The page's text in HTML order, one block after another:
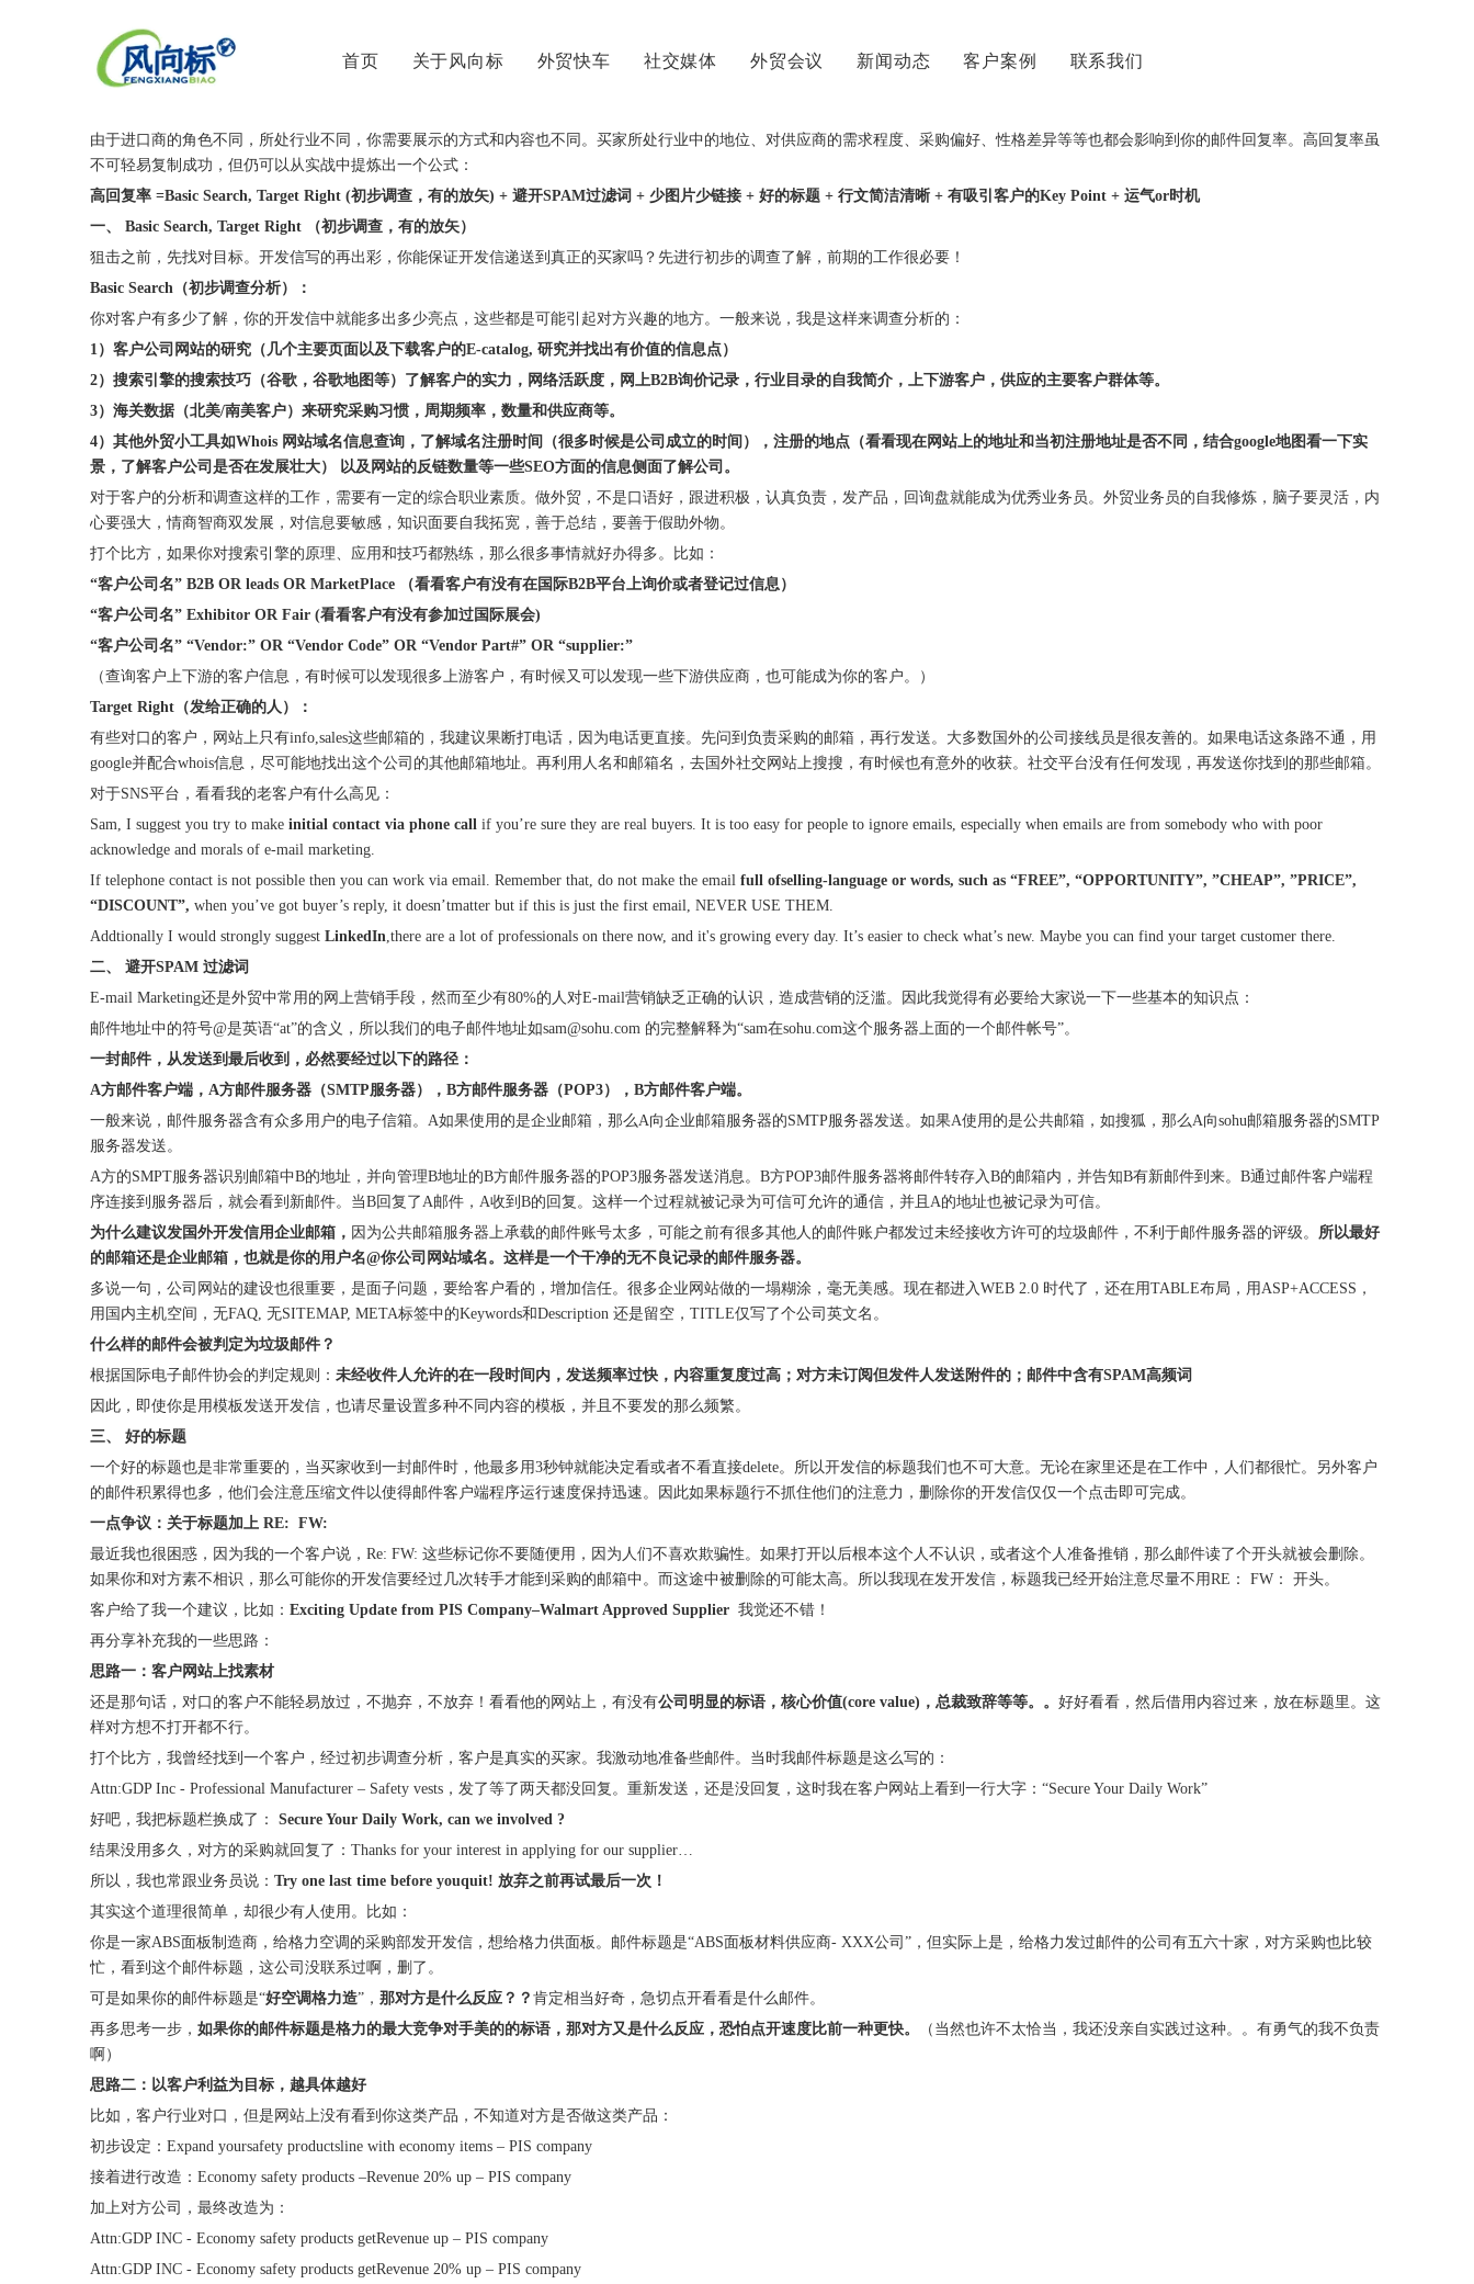
首页 关于风向标 外贸快车 社交媒体 外贸会议
videoforce
新闻动态 客户案例 联系我们
浏览数量：5 作者： 本站编辑 发布时间： 2024-01-19 来源：
本站
由于进口商的角色不同，所处行业不同，你需要展示的方式和内容也不同。买家所处行业中的地位、对供应商的需求程度、采购偏好、性格差异等等也都会影响到你的邮件回复率。高回复率虽
不可轻易复制成功，但仍可以从实战中提炼出一个公式：
高回复率 =Basic Search, Target Right (初步调查，有的放矢) + 避开SPAM过滤词 + 少图片少链接 + 好的标题 + 行文简洁清晰 + 有吸引客户的Key Point + 运气or时机
一、 Basic Search, Target Right （初步调查，有的放矢）
狙击之前，先找对目标。开发信写的再出彩，你能保证开发信递送到真正的买家吗？先进行初步的调查了解，前期的工作很必要！
Basic Search（初步调查分析）：
你对客户有多少了解，你的开发信中就能多出多少亮点，这些都是可能引起对方兴趣的地方。一般来说，我是这样来调查分析的：
1）客户公司网站的研究（几个主要页面以及下载客户的E-catalog, 研究并找出有价值的信息点）
2）搜索引擎的搜索技巧（谷歌，谷歌地图等）了解客户的实力，网络活跃度，网上B2B询价记录，行业目录的自我简介，上下游客户，供应的主要客户群体等。
3）海关数据（北美/南美客户）来研究采购习惯，周期频率，数量和供应商等。
4）其他外贸小工具如Whois 网站域名信息查询，了解域名注册时间（很多时候是公司成立的时间），注册的地点（看看现在网站上的地址和当初注册地址是否不同，结合google地图看一下实
景，了解客户公司是否在发展壮大） 以及网站的反链数量等一些SEO方面的信息侧面了解公司。
对于客户的分析和调查这样的工作，需要有一定的综合职业素质。做外贸，不是口语好，跟进积极，认真负责，发产品，回询盘就能成为优秀业务员。外贸业务员的自我修炼，脑子要灵活，内
心要强大，情商智商双发展，对信息要敏感，知识面要自我拓宽，善于总结，要善于假助外物。
打个比方，如果你对搜索引擎的原理、应用和技巧都熟练，那么很多事情就好办得多。比如：
“客户公司名” B2B OR leads OR MarketPlace （看看客户有没有在国际B2B平台上询价或者登记过信息）
“客户公司名” Exhibitor OR Fair (看看客户有没有参加过国际展会)
“客户公司名” “Vendor:” OR “Vendor Code” OR “Vendor Part#” OR “supplier:”
（查询客户上下游的客户信息，有时候可以发现很多上游客户，有时候又可以发现一些下游供应商，也可能成为你的客户。）
Target Right（发给正确的人）：
有些对口的客户，网站上只有info,sales这些邮箱的，我建议果断打电话，因为电话更直接。先问到负责采购的邮箱，再行发送。大多数国外的公司接线员是很友善的。如果电话这条路不通，用
google并配合whois信息，尽可能地找出这个公司的其他邮箱地址。再利用人名和邮箱名，去国外社交网站上搜搜，有时候也有意外的收获。社交平台没有任何发现，再发送你找到的那些邮箱。
对于SNS平台，看看我的老客户有什么高见：
Sam, I suggest you try to make initial contact via phone call if you’re sure they are real buyers. It is too easy for people to ignore emails, especially when emails are from somebody who with poor
acknowledge and morals of e-mail marketing.
If telephone contact is not possible then you can work via email. Remember that, do not make the email full ofselling-language or words, such as “FREE”, “OPPORTUNITY”, ”CHEAP”, ”PRICE”,
“DISCOUNT”, when you’ve got buyer’s reply, it doesn’tmatter but if this is just the first email, NEVER USE THEM.
Addtionally I would strongly suggest LinkedIn,there are a lot of professionals on there now, and it's growing every day. It’s easier to check what’s new. Maybe you can find your target customer there.
二、 避开SPAM 过滤词
E-mail Marketing还是外贸中常用的网上营销手段，然而至少有80%的人对E-mail营销缺乏正确的认识，造成营销的泛滥。因此我觉得有必要给大家说一下一些基本的知识点：
邮件地址中的符号@是英语“at”的含义，所以我们的电子邮件地址如sam@sohu.com 的完整解释为“sam在sohu.com这个服务器上面的一个邮件帐号”。
一封邮件，从发送到最后收到，必然要经过以下的路径：
A方邮件客户端，A方邮件服务器（SMTP服务器），B方邮件服务器（POP3），B方邮件客户端。
一般来说，邮件服务器含有众多用户的电子信箱。A如果使用的是企业邮箱，那么A向企业邮箱服务器的SMTP服务器发送。如果A使用的是公共邮箱，如搜狐，那么A向sohu邮箱服务器的SMTP
服务器发送。
A方的SMPT服务器识别邮箱中B的地址，并向管理B地址的B方邮件服务器的POP3服务器发送消息。B方POP3邮件服务器将邮件转存入B的邮箱内，并告知B有新邮件到来。B通过邮件客户端程
序连接到服务器后，就会看到新邮件。当B回复了A邮件，A收到B的回复。这样一个过程就被记录为可信可允许的通信，并且A的地址也被记录为可信。
为什么建议发国外开发信用企业邮箱， 因为公共邮箱服务器上承载的邮件账号太多，可能之前有很多其他人的邮件账户都发过未经接收方许可的垃圾邮件，不利于邮件服务器的评级。 所以最好
的邮箱还是企业邮箱，也就是你的用户名@你公司网站域名。这样是一个干净的无不良记录的邮件服务器。
多说一句，公司网站的建设也很重要，是面子问题，要给客户看的，增加信任。很多企业网站做的一塌糊涂，毫无美感。现在都进入WEB 2.0 时代了，还在用TABLE布局，用ASP+ACCESS，
用国内主机空间，无FAQ, 无SITEMAP, META标签中的Keywords和Description 还是留空，TITLE仅写了个公司英文名。
什么样的邮件会被判定为垃圾邮件？
根据国际电子邮件协会的判定规则： 未经收件人允许的在一段时间内，发送频率过快，内容重复度过高；对方未订阅但发件人发送附件的；邮件中含有SPAM高频词
因此，即使你是用模板发送开发信，也请尽量设置多种不同内容的模板，并且不要发的那么频繁。
三、 好的标题
一个好的标题也是非常重要的，当买家收到一封邮件时，他最多用3秒钟就能决定看或者不看直接delete。所以开发信的标题我们也不可大意。无论在家里还是在工作中，人们都很忙。另外客户
的邮件积累得也多，他们会注意压缩文件以使得邮件客户端程序运行速度保持迅速。因此如果标题行不抓住他们的注意力，删除你的开发信仅仅一个点击即可完成。
一点争议：关于标题加上 RE: FW:
最近我也很困惑，因为我的一个客户说，Re: FW: 这些标记你不要随便用，因为人们不喜欢欺骗性。如果打开以后根本这个人不认识，或者这个人准备推销，那么邮件读了个开头就被会删除。
如果你和对方素不相识，那么可能你的开发信要经过几次转手才能到采购的邮箱中。而这途中被删除的可能太高。所以我现在发开发信，标题我已经开始注意尽量不用RE： FW： 开头。
客户给了我一个建议，比如： Exciting Update from PIS Company–Walmart Approved Supplier 我觉还不错！
再分享补充我的一些思路：
思路一：客户网站上找素材
还是那句话，对口的客户不能轻易放过，不抛弃，不放弃！看看他的网站上，有没有公司明显的标语，核心价值(core value)，总裁致辞等等。。 好好看看，然后借用内容过来，放在标题里。这
样对方想不打开都不行。
打个比方，我曾经找到一个客户，经过初步调查分析，客户是真实的买家。我激动地准备些邮件。当时我邮件标题是这么写的：
Attn:GDP Inc - Professional Manufacturer – Safety vests，发了等了两天都没回复。重新发送，还是没回复，这时我在客户网站上看到一行大字：“Secure Your Daily Work”
好吧，我把标题栏换成了： Secure Your Daily Work, can we involved ?
结果没用多久，对方的采购就回复了：Thanks for your interest in applying for our supplier…
所以，我也常跟业务员说： Try one last time before youquit! 放弃之前再试最后一次！
其实这个道理很简单，却很少有人使用。比如：
你是一家ABS面板制造商，给格力空调的采购部发开发信，想给格力供面板。邮件标题是“ABS面板材料供应商- XXX公司”，但实际上是，给格力发过邮件的公司有五六十家，对方采购也比较
忙，看到这个邮件标题，这公司没联系过啊，删了。
可是如果你的邮件标题是“好空调格力造”， 那对方是什么反应？？ 肯定相当好奇，急切点开看看是什么邮件。
再多思考一步， 如果你的邮件标题是格力的最大竞争对手美的的标语，那对方又是什么反应，恐怕点开速度比前一种更快。
（当然也许不太恰当，我还没亲自实践过这种。。有勇气的我不负责
啊）
思路二：以客户利益为目标，越具体越好
比如，客户行业对口，但是网站上没有看到你这类产品，不知道对方是否做这类产品：
初步设定：Expand yoursafety productsline with economy items – PIS company
接着进行改造：Economy safety products –Revenue 20% up – PIS company
加上对方公司，最终改造为：
Attn:GDP INC - Economy safety products getRevenue up – PIS company
Attn:GDP INC - Economy safety products getRevenue 20% up – PIS company